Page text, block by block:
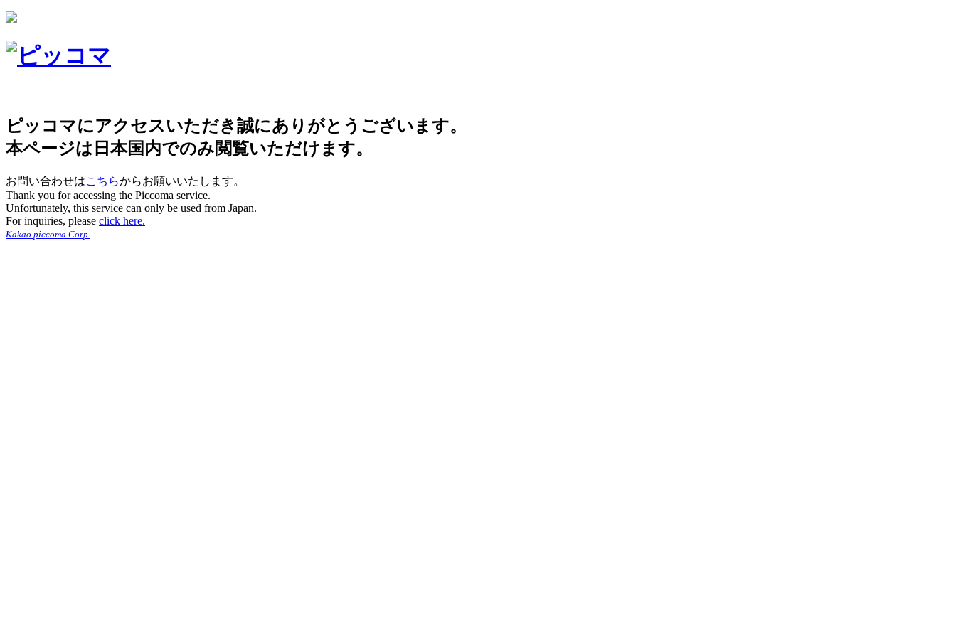
ピッコマにアクセスいただき誠にありがとうございます。
本ページは日本国内でのみ閲覧いただけます。
お問い合わせはこちらからお願いいたします。
Thank you for accessing the Piccoma service.
Unfortunately, this service can only be used from Japan.
For inquiries, please click here.
Kakao piccoma Corp.